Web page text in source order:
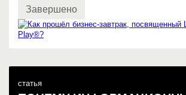
Завершено
статья